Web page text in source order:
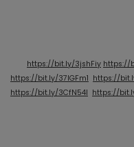
https://bit.ly/3jshFiy https://
https://bit.ly/37lGFm1 https://
https://bit.ly/3CfN54l https://